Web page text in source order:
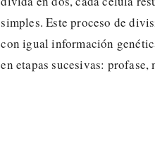
simples. Este proceso de
con igual información
en etapas sucesivas: profase,